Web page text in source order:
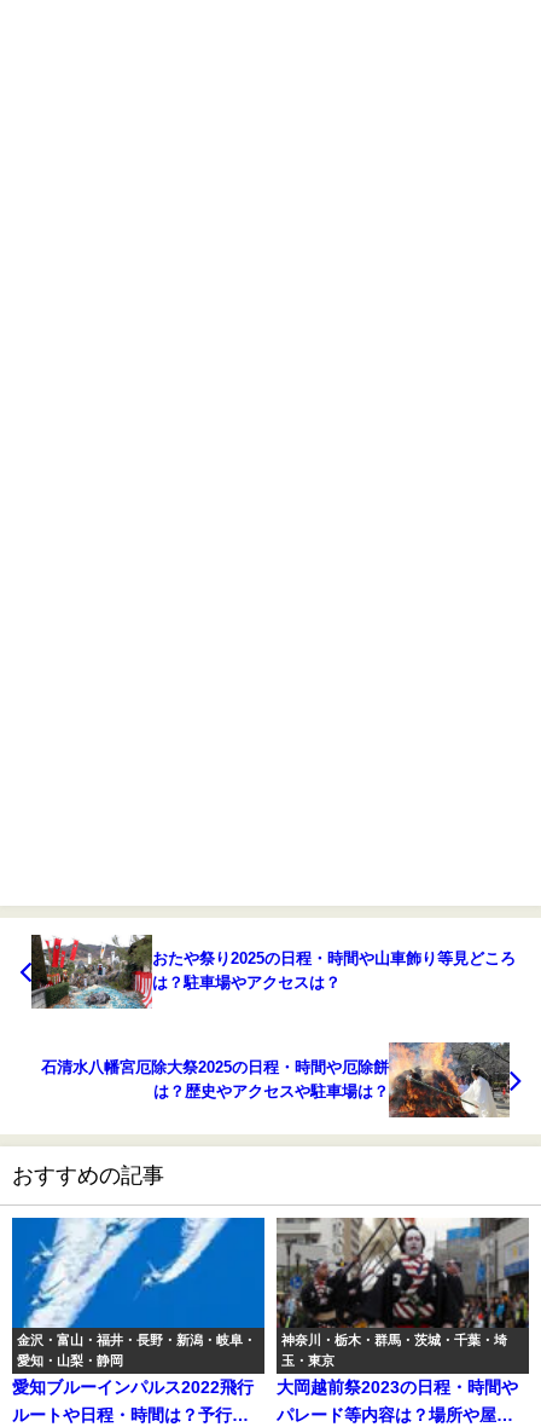
おたや祭り2025の日程・時間や山車飾り等見どころ
は？駐車場やアクセスは？
石清水八幡宮厄除大祭2025の日程・時間や厄除餅
は？歴史やアクセスや駐車場は？
おすすめの記事
金沢・富山・福井・長野・新潟・岐阜・
愛知・山梨・静岡
愛知ブルーインパルス2022飛行
ルートや日程・時間は？予行や
神奈川・栃木・群馬・茨城・千葉・埼
玉・東京
大岡越前祭2023の日程・時間や
パレード等内容は？場所や屋台